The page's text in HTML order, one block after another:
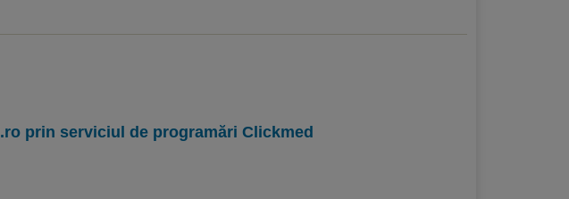
prin serviciul de programări Clickmed